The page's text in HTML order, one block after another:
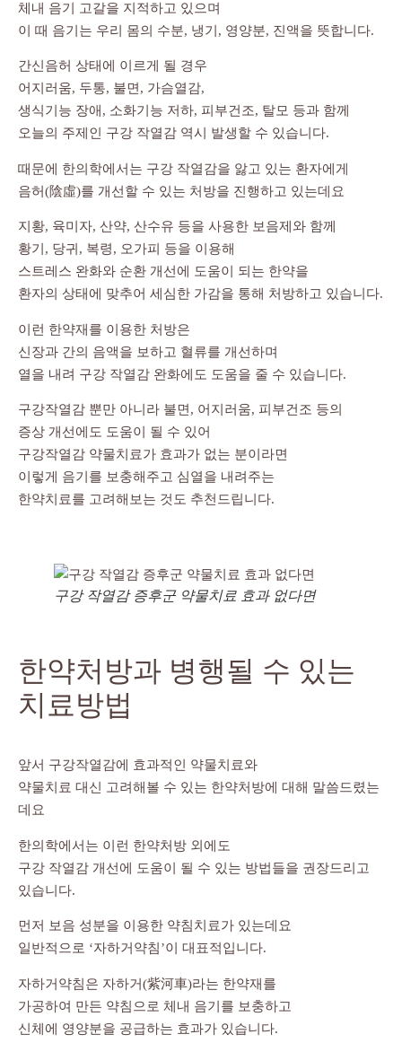
체내 음기 고갈을 지적하고 있으며
이 때 음기는 우리 몸의 수분, 냉기, 영양분, 진액을 뜻합니다.
간신음허 상태에 이르게 될 경우
어지러움, 두통, 불면, 가슴열감,
생식기능 장애, 소화기능 저하, 피부건조, 탈모 등과 함께
오늘의 주제인 구강 작열감 역시 발생할 수 있습니다.
때문에 한의학에서는 구강 작열감을 앓고 있는 환자에게
음허(陰虛)를 개선할 수 있는 처방을 진행하고 있는데요
지황, 육미자, 산약, 산수유 등을 사용한 보음제와 함께
황기, 당귀, 복령, 오가피 등을 이용해
스트레스 완화와 순환 개선에 도움이 되는 한약을
환자의 상태에 맞추어 세심한 가감을 통해 처방하고 있습니다.
이런 한약재를 이용한 처방은
신장과 간의 음액을 보하고 혈류를 개선하며
열을 내려 구강 작열감 완화에도 도움을 줄 수 있습니다.
구강작열감 뿐만 아니라 불면, 어지러움, 피부건조 등의
증상 개선에도 도움이 될 수 있어
구강작열감 약물치료가 효과가 없는 분이라면
이렇게 음기를 보충해주고 심열을 내려주는
한약치료를 고려해보는 것도 추천드립니다.
구강 작열감 증후군 약물치료 효과 없다면
한약처방과 병행될 수 있는
치료방법
앞서 구강작열감에 효과적인 약물치료와
약물치료 대신 고려해볼 수 있는 한약처방에 대해 말씀드렸는
데요
한의학에서는 이런 한약처방 외에도
구강 작열감 개선에 도움이 될 수 있는 방법들을 권장드리고
있습니다.
먼저 보음 성분을 이용한 약침치료가 있는데요
일반적으로 ‘자하거약침’이 대표적입니다.
자하거약침은 자하거(紫河車)라는 한약재를
가공하여 만든 약침으로 체내 음기를 보충하고
신체에 영양분을 공급하는 효과가 있습니다.